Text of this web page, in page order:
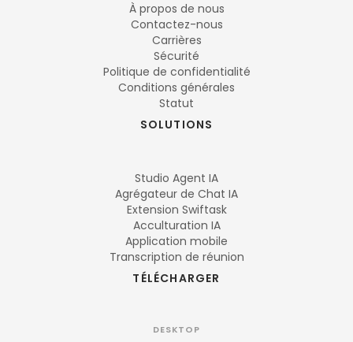
À propos de nous
Contactez-nous
Carrières
Sécurité
Politique de confidentialité
Conditions générales
Statut
SOLUTIONS
Studio Agent IA
Agrégateur de Chat IA
Extension Swiftask
Acculturation IA
Application mobile
Transcription de réunion
TÉLÉCHARGER
DESKTOP